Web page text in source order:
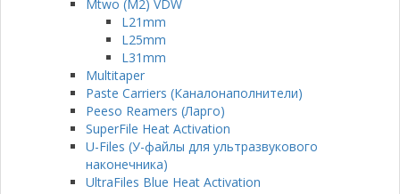
Mtwo (M2) VDW
L21mm
L25mm
L31mm
Multitaper
Paste Carriers (Каналонаполнители)
Peeso Reamers (Ларго)
SuperFile Heat Activation
U-Files (У-файлы для ультразвукового
наконечника)
UltraFiles Blue Heat Activation